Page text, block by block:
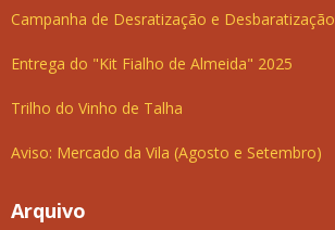
Campanha de Desratização e Desbaratização
Entrega do "Kit Fialho de Almeida" 2025
Trilho do Vinho de Talha
Aviso: Mercado da Vila (Agosto e Setembro)
Arquivo